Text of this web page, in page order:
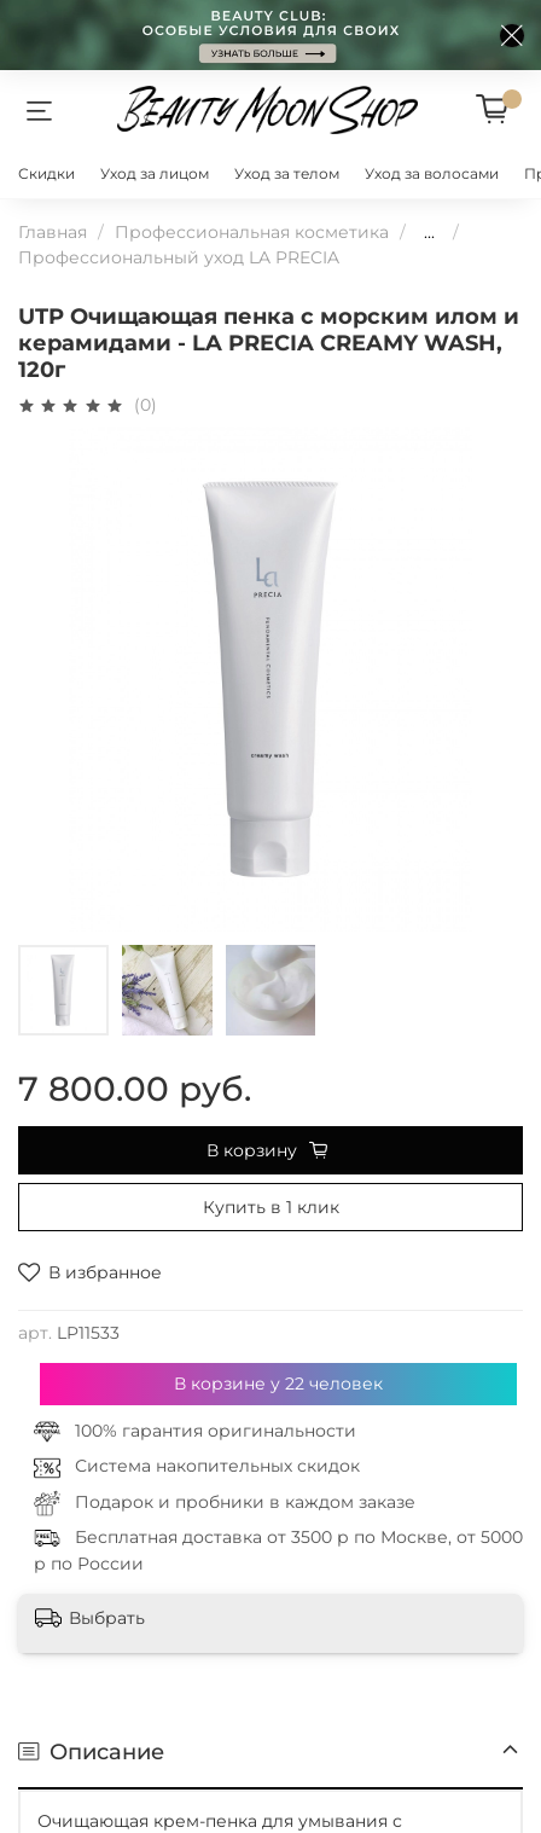
Скидки Уход за лицом Уход за телом Уход за волосами
Главная Профессиональная косметика
...
Профессиональный уход LA PRECIA
UTP Очищающая пенка с морским илом и
керамидами - LA PRECIA CREAMY WASH,
120г
(0)
В избранное
арт. LP11533
7 800.00 руб.
В корзину
Купить в 1 клик
В корзине у 22человек
100% гарантия оригинальности
Система накопительных скидок
Подарок и пробники в каждом заказе
Бесплатная доставка от 3500 р по Москве, от 5000
р по России
Выбрать
Описание
Очищающая крем-пенка для умывания с